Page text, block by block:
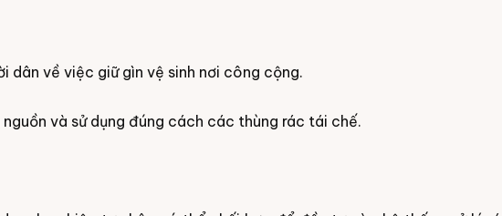
dân về việc giữ gìn vệ sinh nơi công cộng.
và sử dụng đúng cách các thùng rác tái chế.